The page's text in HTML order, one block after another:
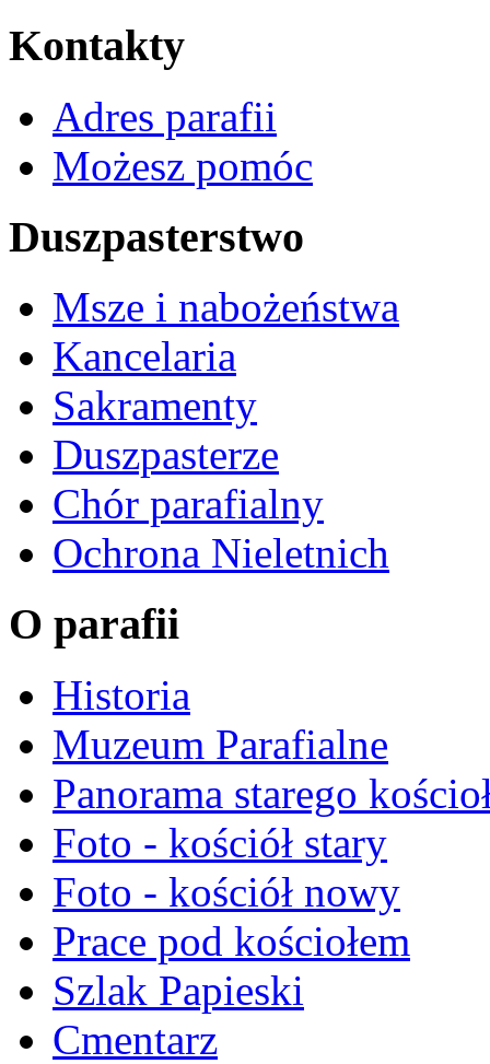
Kontakty
Adres parafii
Możesz pomóc
Duszpasterstwo
Msze i nabożeństwa
Kancelaria
Sakramenty
Duszpasterze
Chór parafialny
Ochrona Nieletnich
O parafii
Historia
Muzeum Parafialne
Panorama starego
Foto - kościół stary
Foto - kościół nowy
Prace pod kościołem
Szlak Papieski
Cmentarz